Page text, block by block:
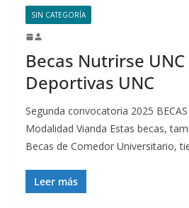
SIN CATEGORÍA
Becas Nutrirse UNC
Deportivas UNC
Segunda convocatoria 2025 BECAS
Modalidad Vianda Estas becas,
Becas de Comedor Universitario,
Leer más